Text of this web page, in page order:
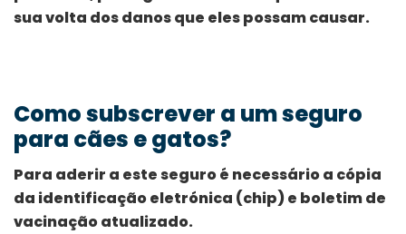
sua volta dos danos que eles possam causar.
Como subscrever a um seguro
para cães e gatos?
Para aderir a este seguro é necessário a cópia
da identificação eletrónica (chip) e boletim de
vacinação atualizado.